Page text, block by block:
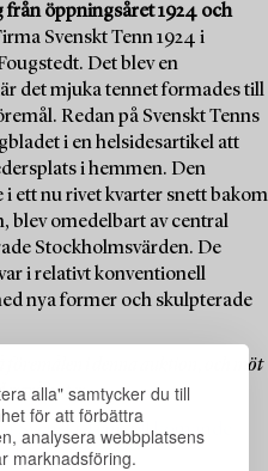
alla" samtycker du till
för att förbättra
analysera webbplatsens
marknadsföring.
öppningsåret 1924 och
Svenskt Tenn 1924 i
Det blev en
det mjuka tennet formades till
Redan på Svenskt Tenns
i en helsidesartikel att
i hemmen. Den
ett nu rivet kvarter snett bakom
blev omedelbart av central
Stockholmsvärden. De
i relativt konventionell
nya former och skulpterade
i denna auktion, och möt
lyster.
Svenskt Tenn till komande
här ›